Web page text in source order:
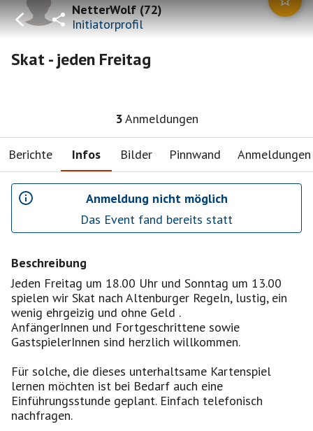
NetterWolf(72)
Initiatorprofil
Skat - jeden Freitag
3Anmeldungen
Berichte Infos Bilder Pinnwand Anmeldungen
Anmeldung nicht möglich
Das Event fand bereits statt
Beschreibung
Jeden Freitag um 18.00 Uhr und Sonntag um 13.00
spielen wir Skat nach Altenburger Regeln, lustig, ein
wenig ehrgeizig und ohne Geld .
AnfängerInnen und Fortgeschrittene sowie
GastspielerInnen sind herzlich willkommen.
Für solche, die dieses unterhaltsame Kartenspiel
lernen möchten ist bei Bedarf auch eine
Einführungsstunde geplant. Einfach telefonisch
nachfragen.